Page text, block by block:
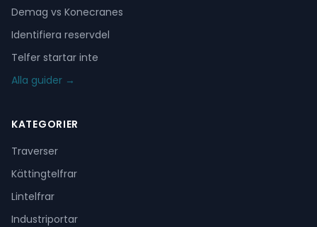
Demag vs Konecranes
Identifiera reservdel
Telfer startar inte
Alla guider →
KATEGORIER
Traverser
Kättingtelfrar
Lintelfrar
Industriportar